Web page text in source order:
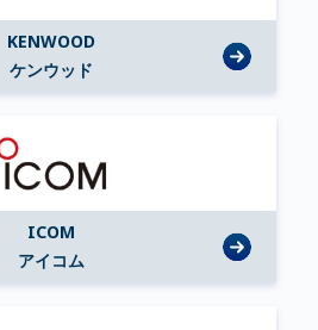
KENWOOD
ケンウッド
ICOM
アイコム